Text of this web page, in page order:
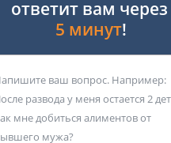
ответит вам через
5 минут!